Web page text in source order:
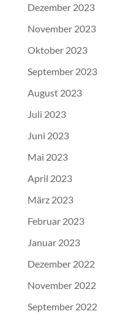
Dezember 2023
November 2023
Oktober 2023
September 2023
August 2023
Juli 2023
Juni 2023
Mai 2023
April 2023
März 2023
Februar 2023
Januar 2023
Dezember 2022
November 2022
September 2022